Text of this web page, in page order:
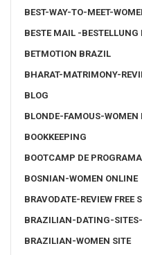
BEST-WAY-TO-MEET-
BESTE MAIL -BESTELLUNG
BETMOTION BRAZIL
BHARAT-MATRIMONY-
BLOG
BLONDE-FAMOUS-WOMEN
BOOKKEEPING
BOOTCAMP DE
BOSNIAN-WOMEN ONLINE
BRAVODATE-REVIEW FREE
BRAZILIAN-DATING-
BRAZILIAN-WOMEN SITE